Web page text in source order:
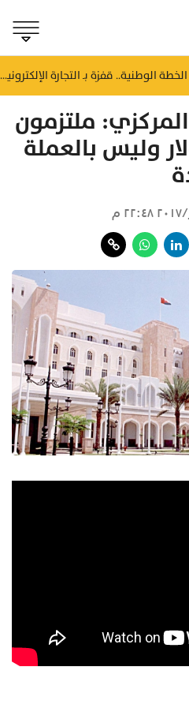
منذ ٤٨ دقيقة إنجاز 86.7% من الخطة الوطنية.. قفزة بـ التجارة الإلكترونية في سلطنة عُمان
المركزي: ملتزمون
وليس بالعملة